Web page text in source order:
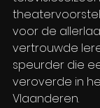
voor de
vertrouwde
speurder die
veroverde in
Vlaanderen.